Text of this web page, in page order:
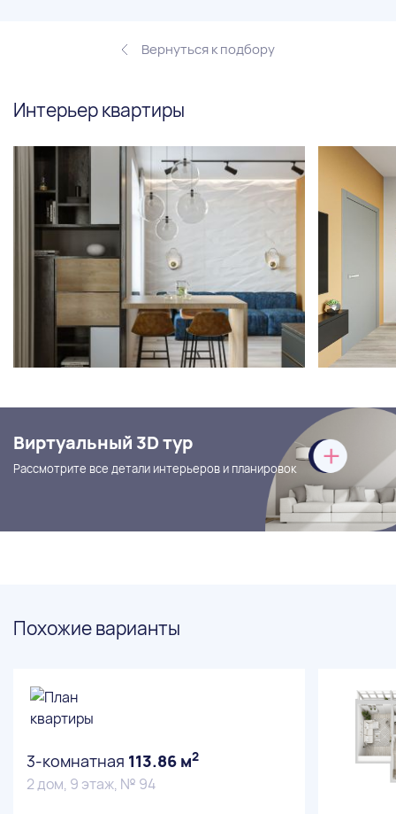
Вернуться к подбору
Интерьер квартиры
Виртуальный 3D тур
Рассмотрите все детали интерьеров и планировок
Похожие варианты
3-комнатная 113.86 м2
2 дом, 9 этаж, № 94